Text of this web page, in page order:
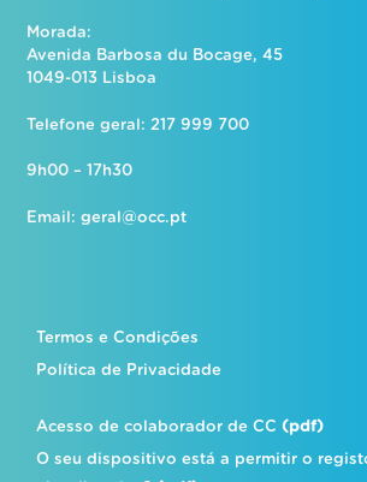
Morada:
Avenida Barbosa du Bocage, 45
1049-013 Lisboa
Telefone geral: 217 999 700
9h00 – 17h30
Email:geral@occ.pt
Termos e Condições
Política de Privacidade
Acesso de colaborador de CC(pdf)
O seu dispositivo está a permitir o